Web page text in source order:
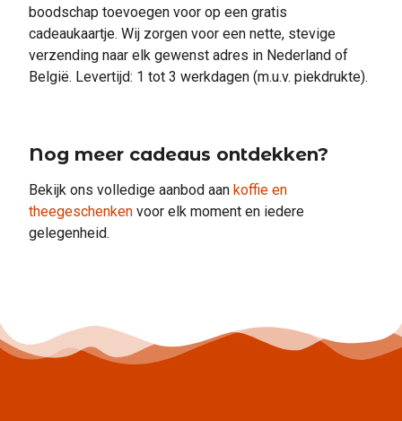
boodschap toevoegen voor op een gratis
cadeaukaartje. Wij zorgen voor een nette, stevige
verzending naar elk gewenst adres in Nederland of
België. Levertijd: 1 tot 3 werkdagen (m.u.v. piekdrukte).
Nog meer cadeaus ontdekken?
Bekijk ons volledige aanbod aan koffie en
theegeschenken voor elk moment en iedere
gelegenheid.